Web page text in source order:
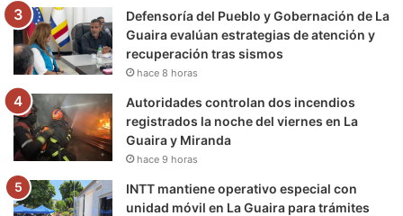
Defensoría del Pueblo y Gobernación de La
Guaira evalúan estrategias de atención y
recuperación tras sismos
hace 8 horas
Autoridades controlan dos incendios
registrados la noche del viernes en La
Guaira y Miranda
hace 9 horas
INTT mantiene operativo especial con
unidad móvil en La Guaira para trámites